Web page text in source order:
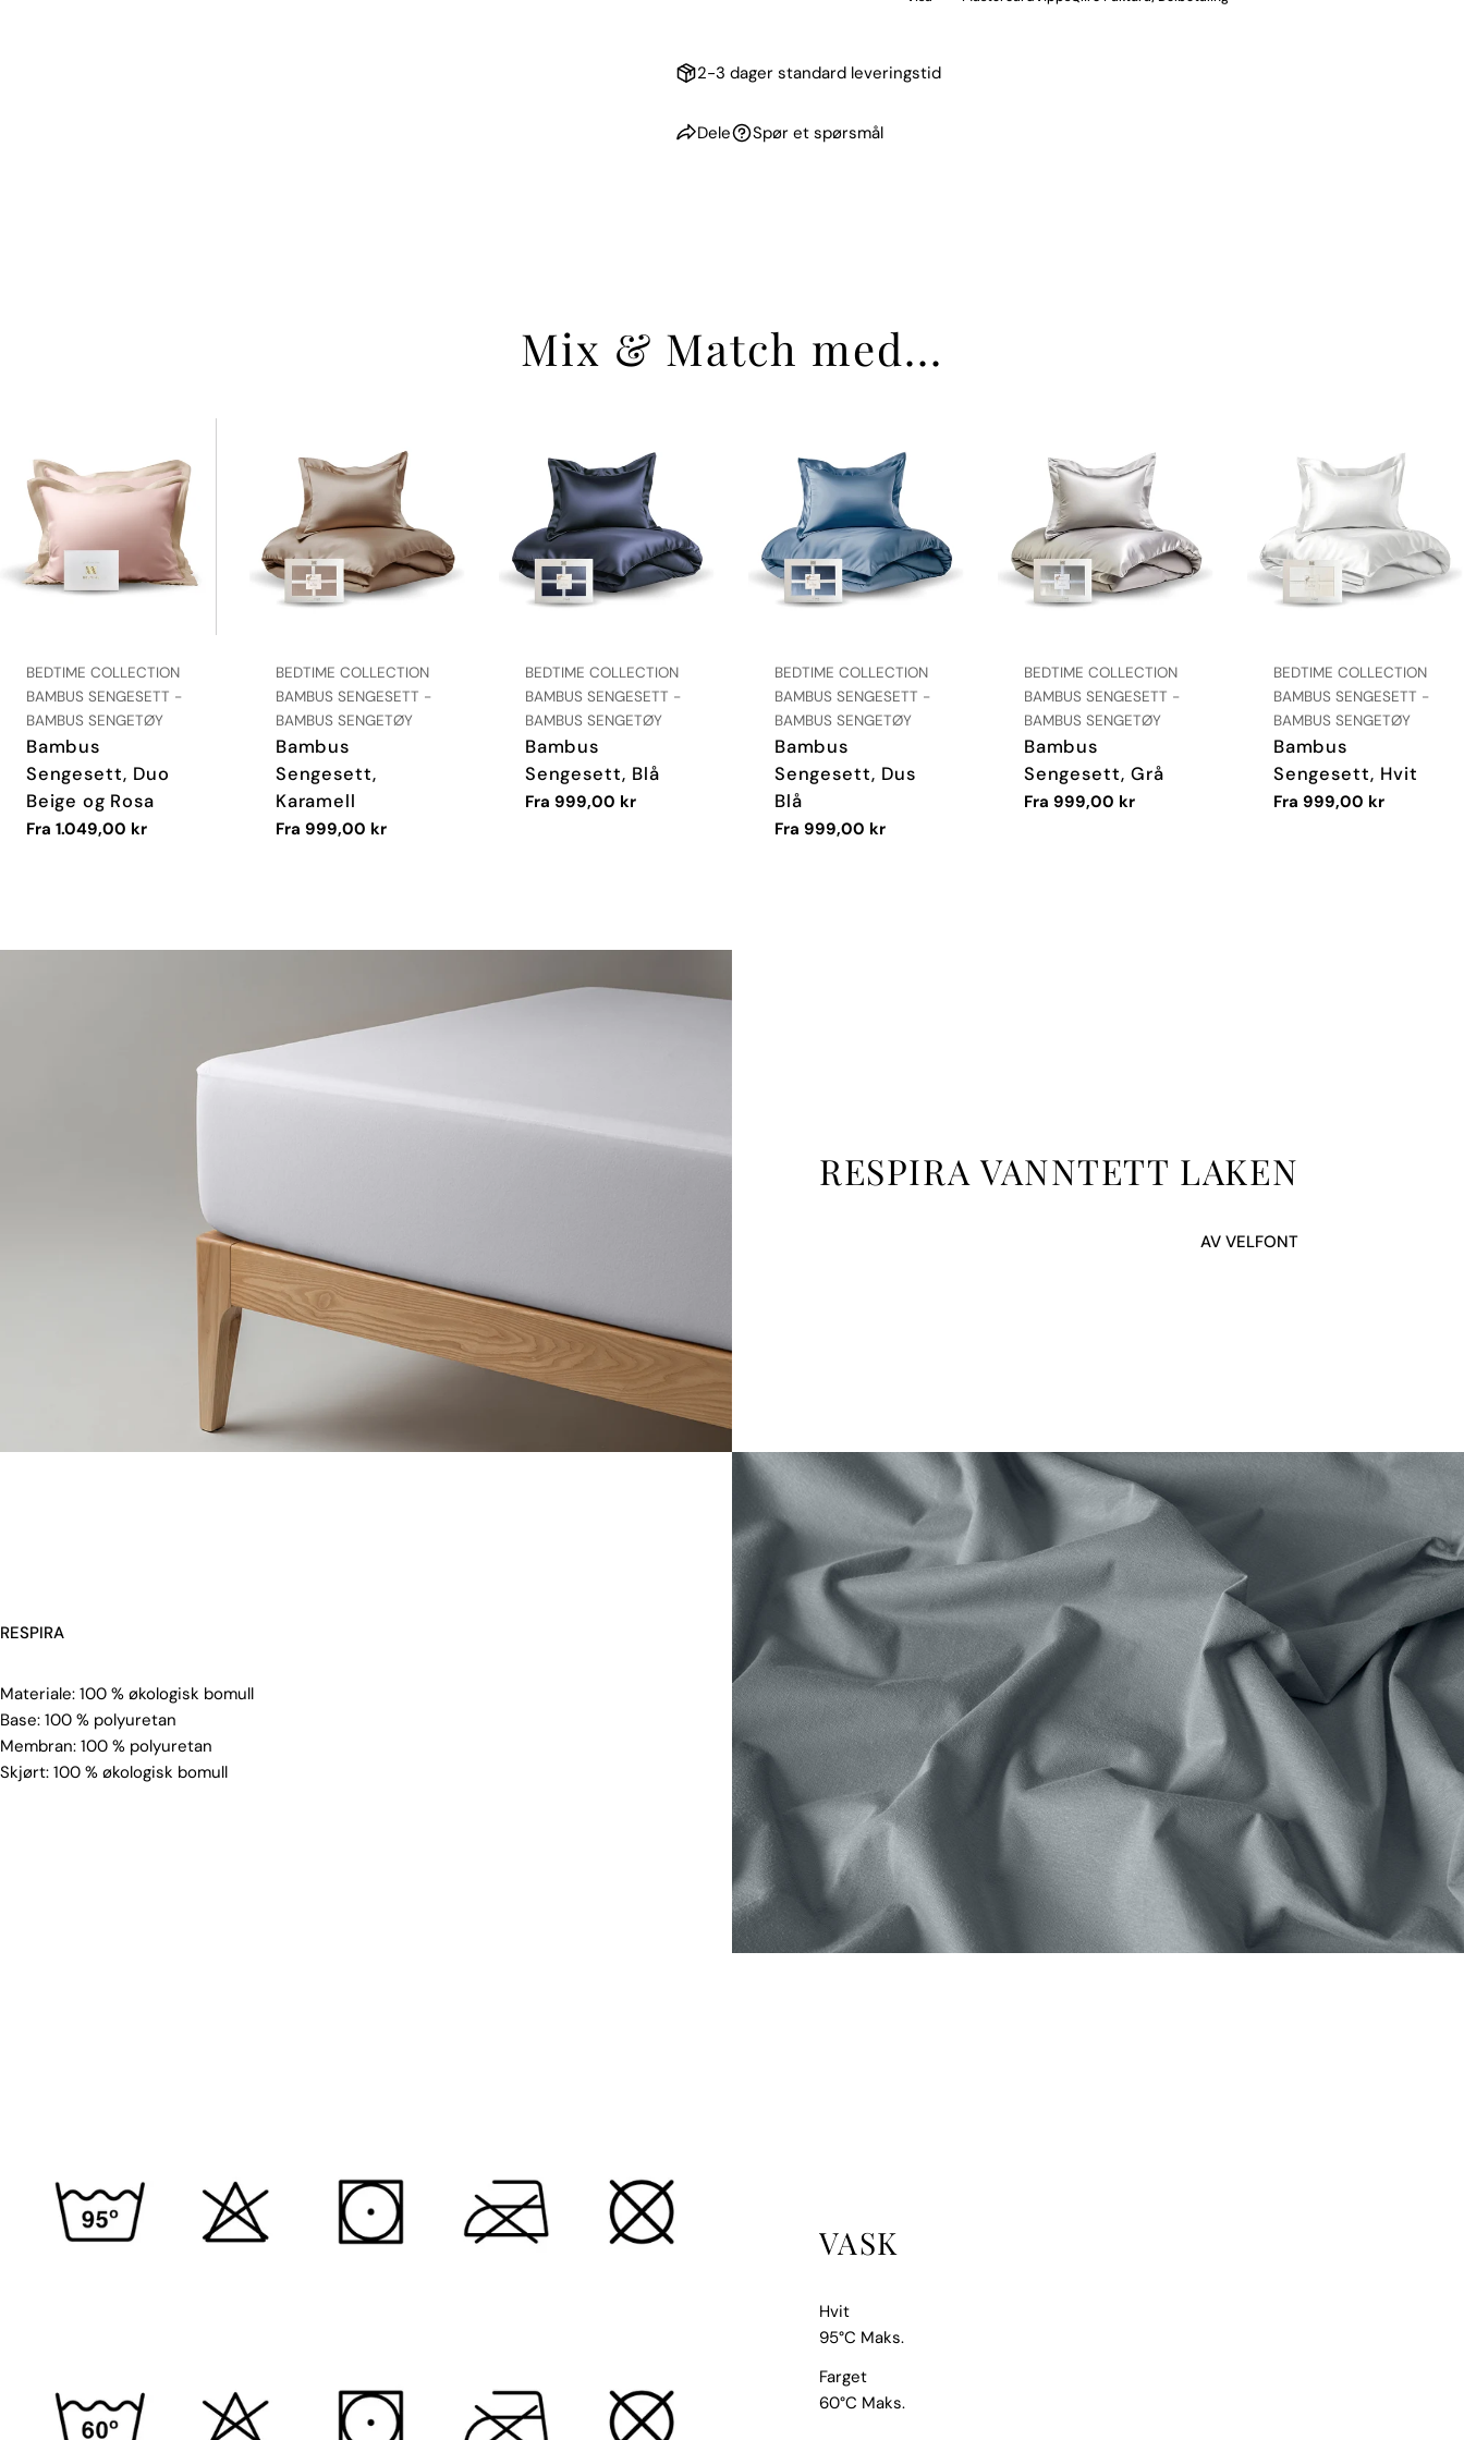
2-3 dager standard leveringstid
Dele Spør et spørsmål
Mix & Match med...
LEVERANDØR:
BEDTIME COLLECTION
TYPE:
BAMBUS SENGESETT -
BAMBUS SENGETØY
Bambus
Sengesett, Duo
Beige og Rosa
Vanlig
Fra 1.049,00 kr
LEVERANDØR:
BEDTIME COLLECTION
TYPE:
BAMBUS SENGESETT -
BAMBUS SENGETØY
Bambus
Sengesett,
Karamell
Vanlig
Fra 999,00 kr
LEVERANDØR:
BEDTIME COLLECTION
TYPE:
BAMBUS SENGESETT -
BAMBUS SENGETØY
Bambus
Sengesett, Blå
Vanlig
Fra 999,00 kr
LEVERANDØR:
BEDTIME COLLECTION
TYPE:
BAMBUS SENGESETT -
BAMBUS SENGETØY
Bambus
Sengesett, Dus
Blå
Vanlig
Fra 999,00 kr
LEVERANDØR:
BEDTIME COLLECTION
TYPE:
BAMBUS SENGESETT -
BAMBUS SENGETØY
Bambus
Sengesett, Grå
Vanlig
Fra 999,00 kr
LEVERANDØR:
BEDTIME COLLECTION
TYPE:
BAMBUS SENGESETT -
BAMBUS SENGETØY
Bambus
Sengesett, Hvit
Vanlig
Fra 999,00 kr
RESPIRA VANNTETT LAKEN
AV VELFONT
RESPIRA
Materiale: 100 % økologisk bomull
Base: 100 % polyuretan
Membran: 100 % polyuretan
Skjørt: 100 % økologisk bomull
VASK
Hvit
95°C Maks.
Farget
60°C Maks.